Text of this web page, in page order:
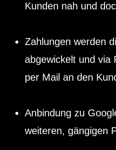
Kunden nah und
Zahlungen werden
abgewickelt und via
per Mail an den
Anbindung zu
weiteren, gängigen